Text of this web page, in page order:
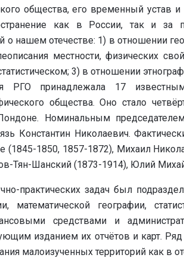
общества, его временный устав
как в России, так и
о нашем отечестве: 1) в отношении
местности, физических
3) в отношении
РГО принадлежала 17
общества. Оно стало
Номинальным
Константин Николаевич.
(1845-1850, 1857-1872), Михаил
Тян-Шанский (1873-1914), Юлий
практических задач был
математической географии,
средствами и
изданием их отчётов и карт.
малоизученных территорий как в